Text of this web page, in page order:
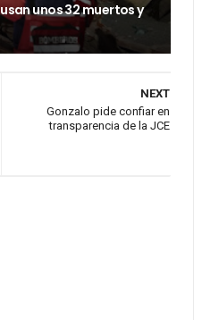
unos 32 muertos y
NEXT
Gonzalo pide confiar en
transparencia de la JCE